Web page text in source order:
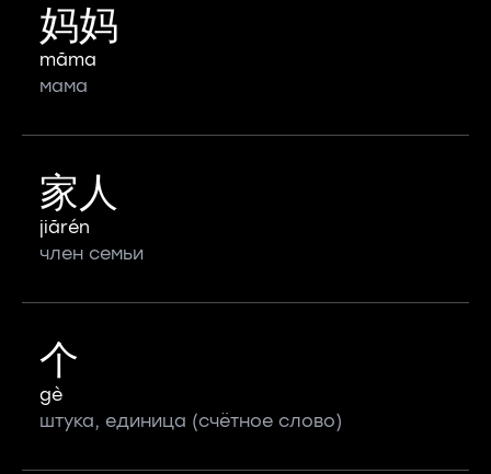
妈妈
māma
мама
家人
jiārén
член семьи
个
gè
штука, единица (счётное слово)